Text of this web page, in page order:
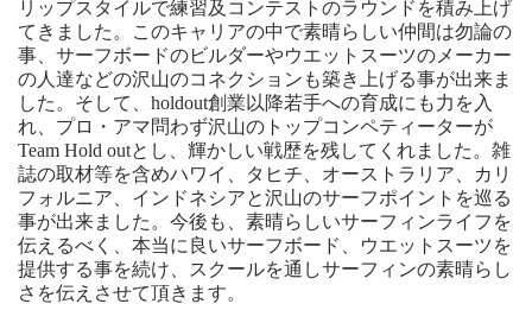
リップスタイルで練習及コンテストのラウンドを積み上げ
てきました。このキャリアの中で素晴らしい仲間は勿論の
事、サーフボードのビルダーやウエットスーツのメーカー
の人達などの沢山のコネクションも築き上げる事が出来ま
した。そして、holdout創業以降若手への育成にも力を入
れ、プロ・アマ問わず沢山のトップコンペティーターが
Team Hold outとし、輝かしい戦歴を残してくれました。雑
誌の取材等を含めハワイ、タヒチ、オーストラリア、カリ
フォルニア、インドネシアと沢山のサーフポイントを巡る
事が出来ました。今後も、素晴らしいサーフィンライフを
伝えるべく、本当に良いサーフボード、ウエットスーツを
提供する事を続け、スクールを通しサーフィンの素晴らし
さを伝えさせて頂きます。